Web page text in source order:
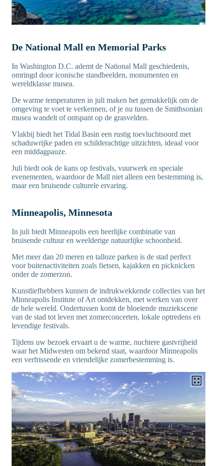
De National Mall en Memorial Parks
In Washington D.C. ademt de National Mall geschiedenis,
omringd door iconische standbeelden, monumenten en
wereldklasse musea.
De warme temperaturen in juli maken het gemakkelijk om de
omgeving te voet te verkennen, of je nu tussen de Smithsonian
musea wandelt of ontspant op de grasvelden.
Vlakbij biedt het Tidal Basin een rustig toevluchtsoord met
schaduwrijke paden en schilderachtige uitzichten, ideaal voor
een middagpauze.
Juli biedt ook de kans op festivals, vuurwerk en speciale
evenementen, waardoor de Mall niet alleen een bestemming is,
maar een bruisende culturele ervaring.
Minneapolis, Minnesota
In juli biedt Minneapolis een heerlijke combinatie van
bruisende cultuur en weelderige natuurlijke schoonheid.
Met meer dan 20 meren en talloze parken is de stad perfect
voor buitenactiviteiten zoals fietsen, kajakken en picknicken
onder de zomerzon.
Kunstliefhebbers kunnen de indrukwekkende collecties van het
Minneapolis Institute of Art ontdekken, met werken van over
de hele wereld. Ondertussen komt de bloeiende muziekscene
van de stad tot leven met zomerconcerten, lokale optredens en
levendige festivals.
Tijdens uw bezoek ervaart u de warme, nuchtere gastvrijheid
waar het Midwesten om bekend staat, waardoor Minneapolis
een verfrissende en vriendelijke zomerbestemming is.